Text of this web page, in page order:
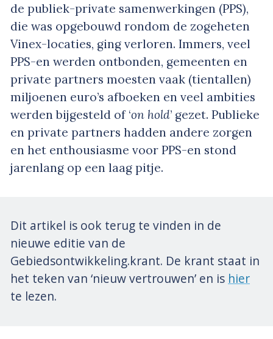
de publiek-private samenwerkingen (PPS),
die was opgebouwd rondom de zogeheten
Vinex-locaties, ging verloren. Immers, veel
PPS-en werden ontbonden, gemeenten en
private partners moesten vaak (tientallen)
miljoenen euro’s afboeken en veel ambities
werden bijgesteld of ‘on hold’ gezet. Publieke
en private partners hadden andere zorgen
en het enthousiasme voor PPS-en stond
jarenlang op een laag pitje.
Dit artikel is ook terug te vinden in de
nieuwe editie van de
Gebiedsontwikkeling.krant. De krant staat in
het teken van ‘nieuw vertrouwen’ en is hier
te lezen.